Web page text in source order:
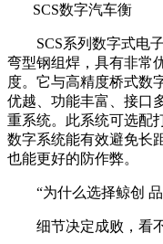
SCS数字汽车衡
SCS系列数字式电子
弯型钢组焊，具有非常
度。它与高精度桥式数
优越、功能丰富、接口
重系统。此系统可选配
数字系统能有效避免长
也能更好的防作弊。
“为什么选择鲸创 品
细节决定成败，看不